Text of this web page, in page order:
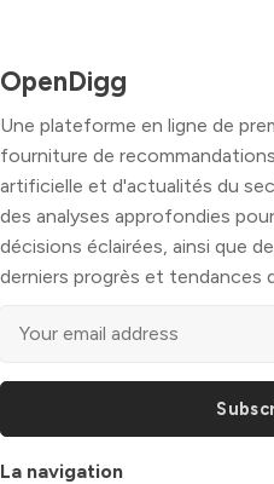
OpenDigg
Une plateforme en ligne de
fourniture de
artificielle et d'actualités du
des analyses approfondies
décisions éclairées, ainsi que
derniers progrès et tendances
La navigation